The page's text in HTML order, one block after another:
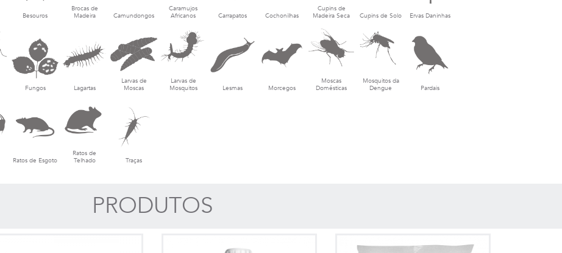
Besouros
Brocas de
Madeira
Camundongos
Caramujos
Africanos
Carrapatos Cochonilhas
Cupins de
Madeira Seca
Cupins de Solo Ervas Daninhas
Fungos Lagartas
Larvas de
Moscas
Larvas de
Mosquitos
Lesmas Morcegos
Moscas
Domésticas
Mosquitos da
Dengue
Pardais
Ratos de Esgoto
Ratos de
Telhado
Traças
PRODUTOS